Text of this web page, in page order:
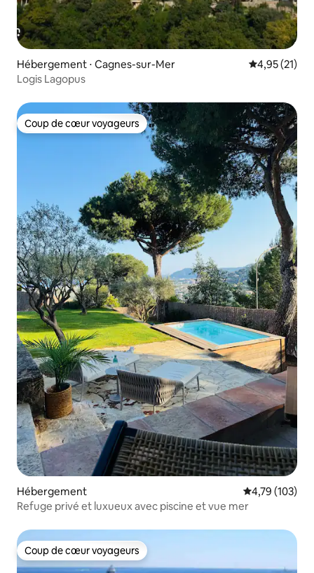
Hébergement ⋅ Cagnes-sur-Mer Évaluation
4,95 (21)
Logis Lagopus
Coup de cœur voyageurs
Coup de cœur voyageurs
Hébergement Évaluation
4,79 (103)
Refuge privé et luxueux avec piscine et vue mer
Coup de cœur voyageurs
Coup de cœur voyageurs